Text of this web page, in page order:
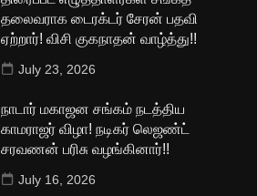
தலைவராக டைரக்டர் சேரன் பதவி
ஏற்றார்! விசி குகநாதன் வாழ்த்து!!
July 23, 2026
நாடார் மகாஜன சங்கம் நடத்திய
காமராஜர் விழா! நடிகர் லெஜண்ட்
சரவணன் பரிசு வழங்கினார்!!
July 16, 2026